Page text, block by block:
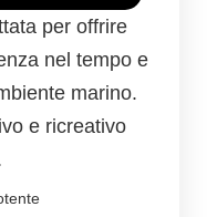
per offrire
nel tempo e
marino.
e ricreativo